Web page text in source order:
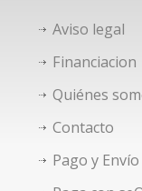
Aviso legal
Financiacion
Quiénes
Contacto
Pago y Envío